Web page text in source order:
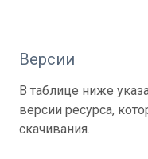
Версии
В таблице ниже
версии ресурса,
скачивания.